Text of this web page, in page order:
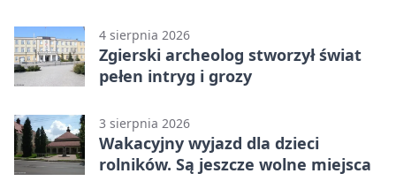
4 sierpnia 2026
Zgierski archeolog stworzył świat
pełen intryg i grozy
3 sierpnia 2026
Wakacyjny wyjazd dla dzieci
rolników. Są jeszcze wolne miejsca